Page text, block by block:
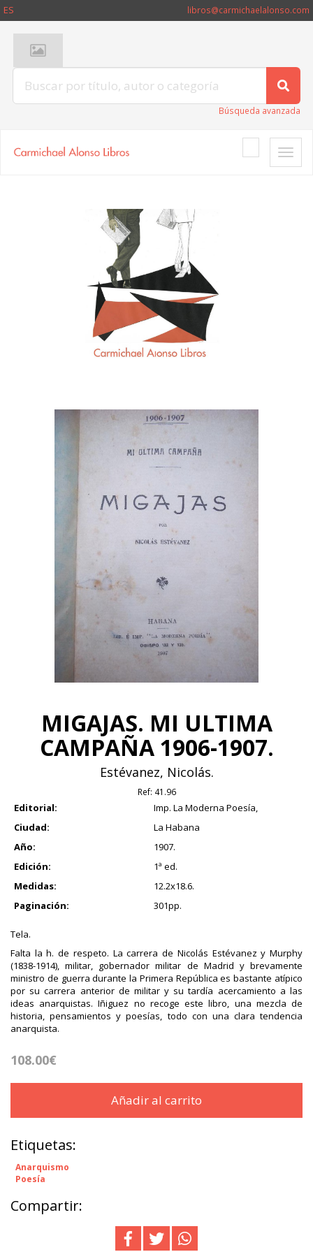
ES libros@carmichaelalonso.com
Búsqueda avanzada
Toggle
MIGAJAS. MI ULTIMA
CAMPAÑA 1906-1907.
Estévanez, Nicolás.
Ref: 41.96
Editorial:
Imp. La Moderna Poesía,
Ciudad:
La Habana
Año:
1907.
Edición:
1ª ed.
Medidas:
12.2x18.6.
Paginación:
301pp.
Tela.
Falta la h. de respeto. La carrera de Nicolás Estévanez y Murphy
(1838-1914), militar, gobernador militar de Madrid y brevamente
ministro de guerra durante la Primera República es bastante atípico
por su carrera anterior de militar y su tardía acercamiento a las
ideas anarquistas. Iñiguez no recoge este libro, una mezcla de
historia, pensamientos y poesías, todo con una clara tendencia
anarquista.
108.00€
Añadir al carrito
Etiquetas:
Anarquismo
Poesía
Compartir: